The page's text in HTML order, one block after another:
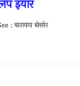
इयार
: बारायगा बोसोर